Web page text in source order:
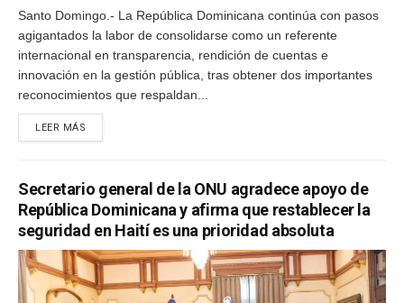
Santo Domingo.- La República Dominicana continúa con pasos
agigantados la labor de consolidarse como un referente
internacional en transparencia, rendición de cuentas e
innovación en la gestión pública, tras obtener dos importantes
reconocimientos que respaldan...
LEER MÁS
Secretario general de la ONU agradece apoyo de
República Dominicana y afirma que restablecer la
seguridad en Haití es una prioridad absoluta